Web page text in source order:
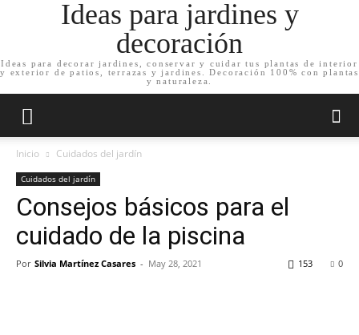
Ideas para jardines y
decoración
Ideas para decorar jardines, conservar y cuidar tus plantas de interior
y exterior de patios, terrazas y jardines. Decoración 100% con plantas
y naturaleza.
Inicio Cuidados del jardín
Cuidados del jardín
Consejos básicos para el
cuidado de la piscina
Por Silvia Martínez Casares - May 28, 2021 0
153